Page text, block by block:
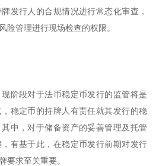
发行人的合规情况进行常态化审查，
险管理进行现场检查的权限。
阶段对于法币稳定币发行的监管将是
，稳定币的持牌人有责任就其发行的稳
中，对于储备资产的妥善管理及托管
有基于此，在稳定币发行前期对发行
要求至关重要。